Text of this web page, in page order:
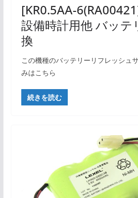
[KR0.5AA-
設備時計用他 バッテ
換
この機種のバッテリーリフレッシュ
みはこちら
続きを読む